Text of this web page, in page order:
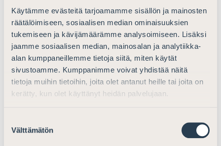
Käytämme evästeitä tarjoamamme sisällön ja mainosten
räätälöimiseen, sosiaalisen median ominaisuuksien
tukemiseen ja kävijämäärämme analysoimiseen. Lisäksi
jaamme sosiaalisen median, mainosalan ja analytiikka-
alan kumppaneillemme tietoja siitä, miten käytät
sivustoamme. Kumppanimme voivat yhdistää näitä
tietoja muihin tietoihin, joita olet antanut heille tai joita on
kerätty, kun olet käyttänyt heidän palvelujaan.
valinta
Välttämätön
verkkoon kotietsintöjen merkitys on pikemminkin viime
vuosina tosiasiassa vähentynyt – kun taas laite-
etsintöjen ja niistä saatavan datan merkitys on
korostunut. Nykyisin ongelmana vaikuttaa pikemminkin
olevan esitutkinnassa kertyvän (osin epäolennaisen)
datan lisääntynyt määrä ja oikeudenkäyntien
paisuminen.
esineitä ei yleensä säilytetä kotirauhan piiriin kuuluvissa
paikoissa, vaan nimenomaan esimerkiksi erilaisissa